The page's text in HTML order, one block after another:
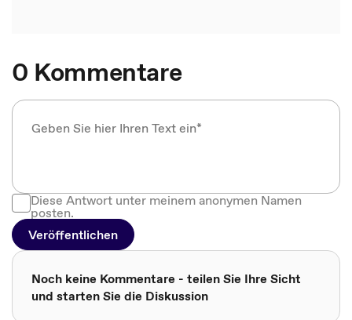
0 Kommentare
Diese Antwort unter meinem anonymen Namen
posten.
Veröffentlichen
Noch keine Kommentare - teilen Sie Ihre Sicht
und starten Sie die Diskussion